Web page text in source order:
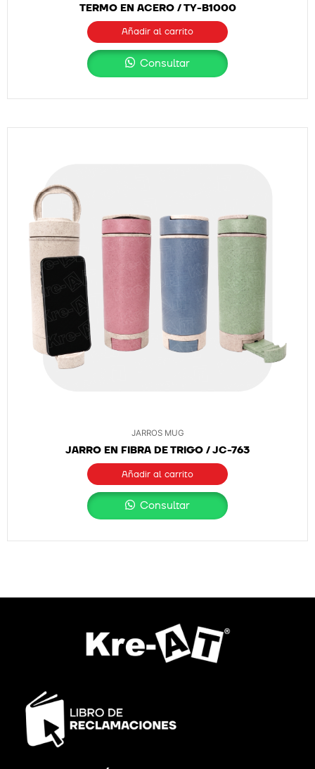
TERMO EN ACERO / TY-B1000
Añadir al carrito
Consultar
JARROS MUG
JARRO EN FIBRA DE TRIGO / JC-763
Añadir al carrito
Consultar